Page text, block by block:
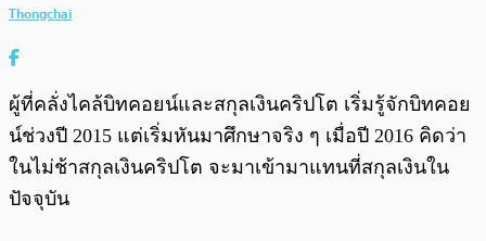
Thongchai
ผู้ที่คลั่งไคล้บิทคอยน์และสกุลเงินคริปโต เริ่มรู้จักบิทคอย
น์ช่วงปี 2015 แต่เริ่มหันมาศึกษาจริง ๆ เมื่อปี 2016 คิดว่า
ในไม่ช้าสกุลเงินคริปโต จะมาเข้ามาแทนที่สกุลเงินใน
ปัจจุบัน